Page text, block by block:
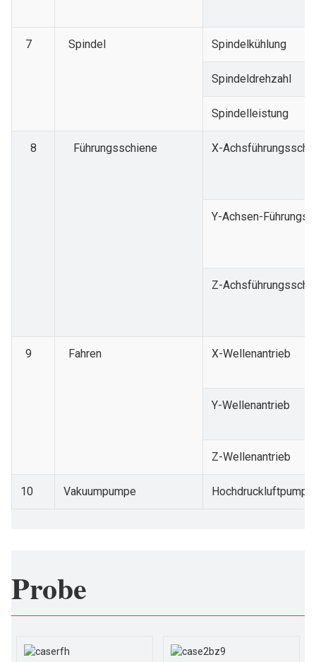
7 Spindel Spindelkühlung
Spindeldrehzahl
Spindelleistung
8 Führungsschiene X-
Y-Achsen-
Z-
9 Fahren X-Wellenantrieb
Y-Wellenantrieb
Z-Wellenantrieb
10 Vakuumpumpe Hochdruckluftpumpe
Probe